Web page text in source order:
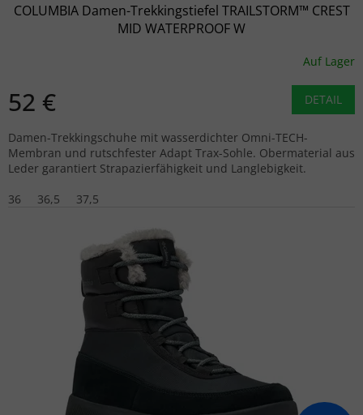
COLUMBIA Damen-Trekkingstiefel TRAILSTORM™ CREST
MID WATERPROOF W
Auf Lager
52 € DETAIL
Damen-Trekkingschuhe mit wasserdichter Omni-TECH-
Membran und rutschfester Adapt Trax-Sohle. Obermaterial aus
Leder garantiert Strapazierfähigkeit und Langlebigkeit.
36
36,5 37,5